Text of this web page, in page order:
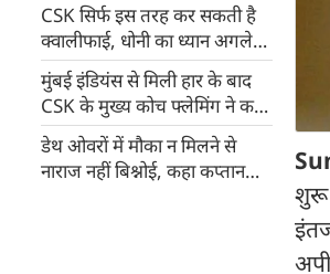
खोले राज [VIDEO]
CSK सिर्फ इस तरह कर सकती है
क्वालीफाई, धोनी का ध्यान अगले
साल के लिए 11 खिलाड़ी तैयार
करने पर
मुंबई इंडियंस से मिली हार के बाद
CSK के मुख्य कोच फ्लेमिंग ने कहा
अब अगले साल ध्यान देंगे
डेथ ओवरों में मौका न मिलने से
नाराज नहीं बिश्नोई, कहा कप्तान
शुरू